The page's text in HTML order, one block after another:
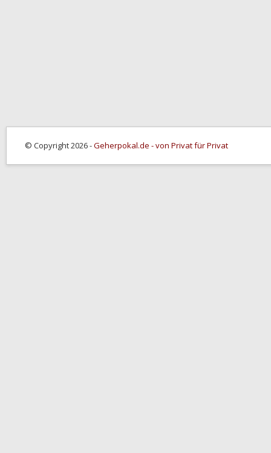
© Copyright 2026 -Geherpokal.de - von Privat für Privat